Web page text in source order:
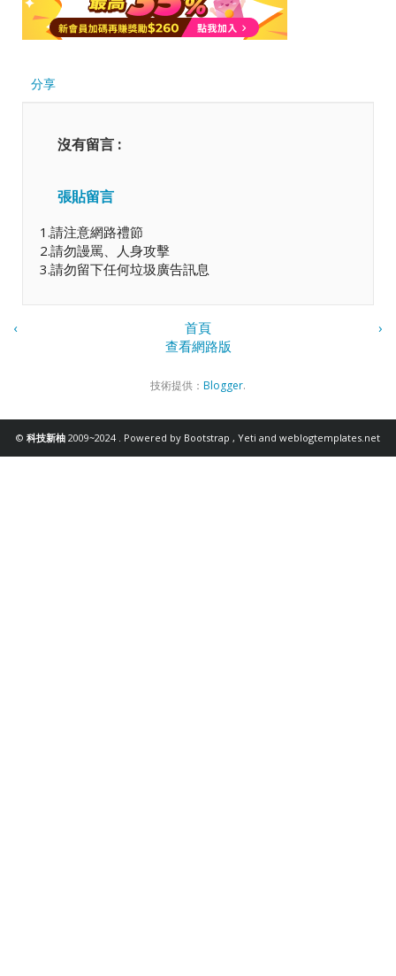
分享
沒有留言 :
張貼留言
1.請注意網路禮節
2.請勿謾罵、人身攻擊
3.請勿留下任何垃圾廣告訊息
‹ ›
首頁
查看網路版
技術提供： Blogger.
© 科技新柚 2009~2024 . Powered by Bootstrap , Yeti and weblogtemplates.net